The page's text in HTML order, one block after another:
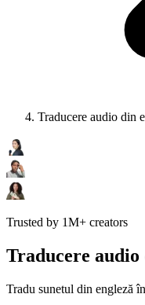
Traducere audio din
Trusted by 1M+ creators
Traducere audio
Tradu sunetul din engleză